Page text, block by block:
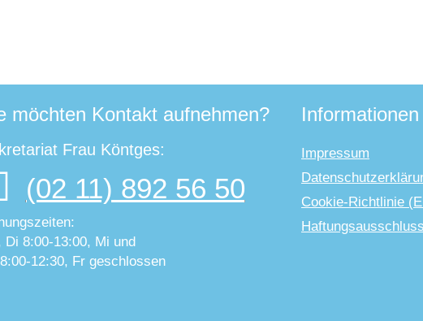
möchten Kontakt aufnehmen?
Frau Köntges:
(02 11) 892 56 50
Di 8:00-13:00, Mi und
12:30, Fr geschlossen
Informationen
Impressum
Cookie-Richtlinie
Haftungsausschluss